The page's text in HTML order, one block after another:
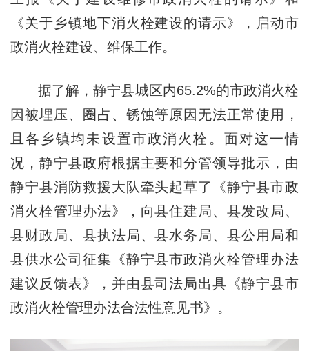
《关于乡镇地下消火栓建设的请示》，启动市
政消火栓建设、维保工作。
据了解，静宁县城区内65.2%的市政消火栓
因被埋压、圈占、锈蚀等原因无法正常使用，
且各乡镇均未设置市政消火栓。面对这一情
况，静宁县政府根据主要和分管领导批示，由
静宁县消防救援大队牵头起草了《静宁县市政
消火栓管理办法》，向县住建局、县发改局、
县财政局、县执法局、县水务局、县公用局和
县供水公司征集《静宁县市政消火栓管理办法
建议反馈表》，并由县司法局出具《静宁县市
政消火栓管理办法合法性意见书》。